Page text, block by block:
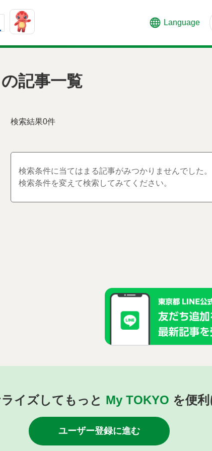
Language
記事一覧
検索結果0件
検索条件に当てはまる記事がみつかりませんでした。
検索条件を変えて検索してみてください。
イズしてもっと My TOKYO を便
ユーザー登録に進む